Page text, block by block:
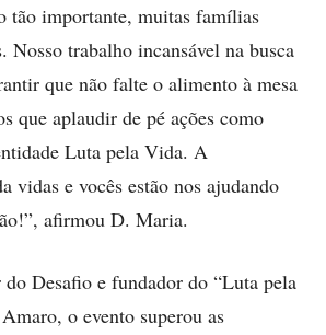
tão importante, muitas famílias
Nosso trabalho incansável na busca
que não falte o alimento à mesa
que aplaudir de pé ações como
Luta pela Vida. A
vidas e vocês estão nos ajudando
afirmou D. Maria.
Desafio e fundador do “Luta pela
o evento superou as